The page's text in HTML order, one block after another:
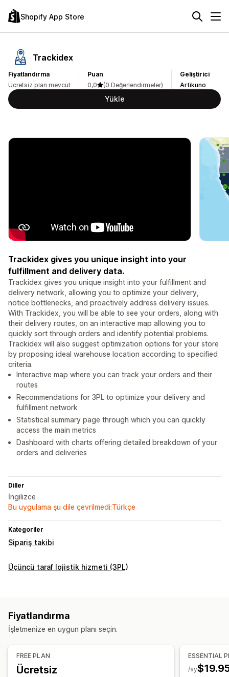
Shopify App Store
Trackidex
Fiyatlandırma
Ücretsiz plan mevcut
Puan
0,0
(0 Değerlendirmeler)
Geliştirici
Artikuno
Yükle
Trackidex gives you unique insight into your
fulfillment and delivery data.
Trackidex gives you unique insight into your fulfillment and
delivery network, allowing you to optimize your delivery,
notice bottlenecks, and proactively address delivery issues.
With Trackidex, you will be able to see your orders, along with
their delivery routes, on an interactive map allowing you to
quickly sort through orders and identify potential problems.
Trackidex will also suggest optimization options for your store
by proposing ideal warehouse location according to specified
criteria.
Interactive map where you can track your orders and their
routes
Recommendations for 3PL to optimize your delivery and
fulfillment network
Statistical summary page through which you can quickly
access the main metrics
Dashboard with charts offering detailed breakdown of your
orders and deliveries
Diller
İngilizce
Bu uygulama şu dile çevrilmedi:Türkçe
Kategoriler
Sipariş takibi
Üçüncü taraf lojistik hizmeti (3PL)
Fiyatlandırma
İşletmenize en uygun planı seçin.
FREE PLAN
Ücretsiz
ESSENTIAL
/ay